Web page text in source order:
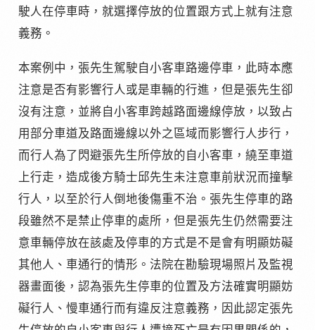
駛人在停車時，就選擇停放的位置跟方式上就有注意
義務。
本案例中，張先生駕駛自小客車路邊停車，此時本應
注意是否有影響行人或是車輛的行進，但是張先生卻
沒有注意，並將自小客車跨越路面邊線停放，以致占
用部分車道及路面邊線以外之區域而影響行人步行，
而行人為了閃避張先生所停放的自小客車，繞至車道
上行走，造成後方騎士邱先生未注意車前狀況而撞擊
行人，以至於行人倒地後傷重不治。張先生停車的路
段雖然不是禁止停車的處所，但是張先生仍然需要注
意車輛停放在該處及停車的方式是不是會有明顯妨礙
其他人、車通行的情形。法院在勘驗現場照片及監視
器畫面後，認為張先生停車的位置及方法確實明顯妨
礙行人、慢車通行而有違反注意義務，因此認定張先